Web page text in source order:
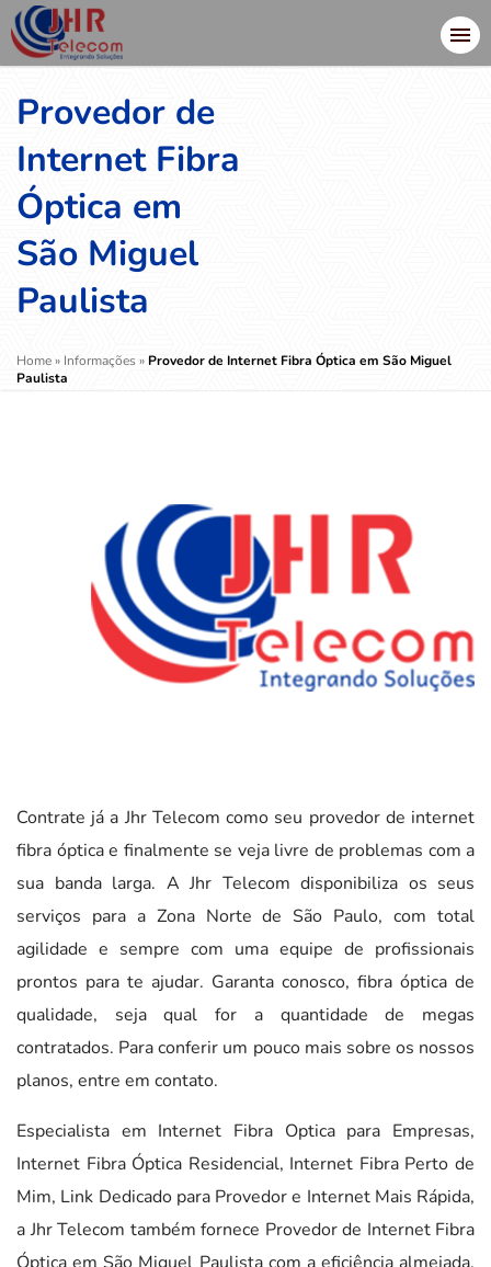
Provedor de
Internet Fibra
Óptica em
São Miguel
Paulista
Home» Informações » Provedor de Internet Fibra Óptica em São Miguel
Paulista
Contrate já a Jhr Telecom como seu provedor de internet
fibra óptica e finalmente se veja livre de problemas com a
sua banda larga. A Jhr Telecom disponibiliza os seus
serviços para a Zona Norte de São Paulo, com total
agilidade e sempre com uma equipe de profissionais
prontos para te ajudar. Garanta conosco, fibra óptica de
qualidade, seja qual for a quantidade de megas
contratados. Para conferir um pouco mais sobre os nossos
planos, entre em contato.
Especialista em Internet Fibra Optica para Empresas,
Internet Fibra Óptica Residencial, Internet Fibra Perto de
Mim, Link Dedicado para Provedor e Internet Mais Rápida,
a Jhr Telecom também fornece Provedor de Internet Fibra